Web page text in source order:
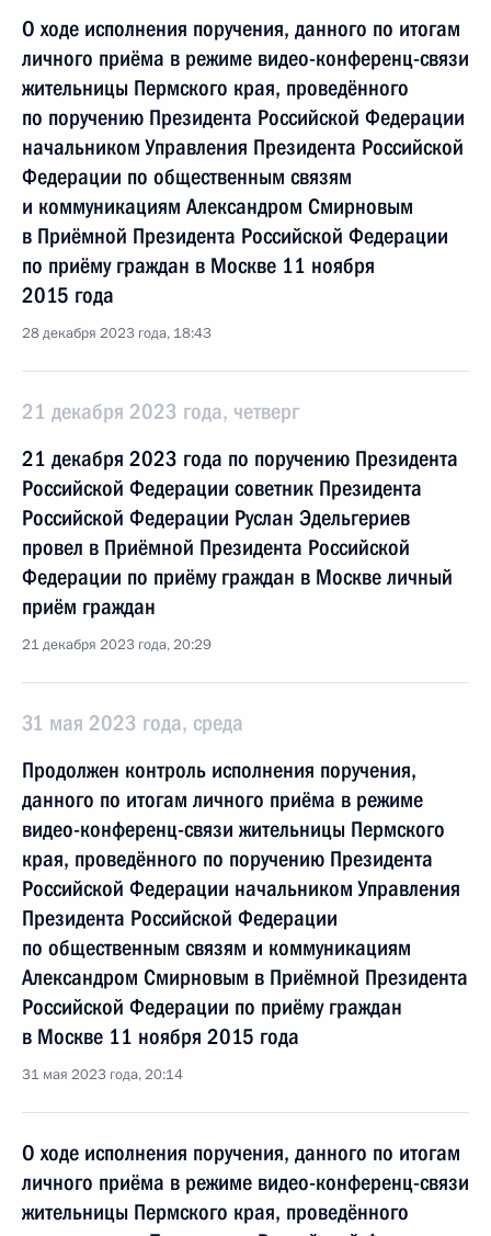
О ходе исполнения поручения, данного по итогам
личного приёма в режиме видео-конференц-связи
жительницы Пермского края, проведённого
по поручению Президента Российской Федерации
начальником Управления Президента Российской
Федерации по общественным связям
и коммуникациям Александром Смирновым
в Приёмной Президента Российской Федерации
по приёму граждан в Москве 11 ноября
2015 года
28 декабря 2023 года, 18:43
21 декабря 2023 года, четверг
21 декабря 2023 года по поручению Президента
Российской Федерации советник Президента
Российской Федерации Руслан Эдельгериев
провел в Приёмной Президента Российской
Федерации по приёму граждан в Москве личный
приём граждан
21 декабря 2023 года, 20:29
31 мая 2023 года, среда
Продолжен контроль исполнения поручения,
данного по итогам личного приёма в режиме
видео-конференц-связи жительницы Пермского
края, проведённого по поручению Президента
Российской Федерации начальником Управления
Президента Российской Федерации
по общественным связям и коммуникациям
Александром Смирновым в Приёмной Президента
Российской Федерации по приёму граждан
в Москве 11 ноября 2015 года
31 мая 2023 года, 20:14
О ходе исполнения поручения, данного по итогам
личного приёма в режиме видео-конференц-связи
жительницы Пермского края, проведённого